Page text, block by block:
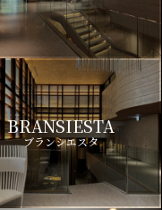
BRANSIESTA
ブランシエスタ